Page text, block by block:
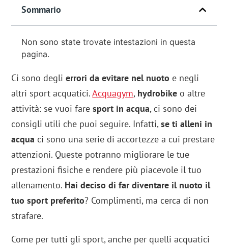
Sommario
Non sono state trovate intestazioni in questa
pagina.
Ci sono deglierrori da evitare nel nuoto e negli
altri sport acquatici.Acquagym, hydrobike o altre
attività: se vuoi faresport in acqua, ci sono dei
consigli utili che puoi seguire. Infatti,se ti alleni in
acqua ci sono una serie di accortezze a cui prestare
attenzioni. Queste potranno migliorare le tue
prestazioni fisiche e rendere più piacevole il tuo
allenamento. Hai deciso di far diventare il nuoto il
tuo sport preferito? Complimenti, ma cerca di non
strafare.
Come per tutti gli sport, anche per quelli acquatici